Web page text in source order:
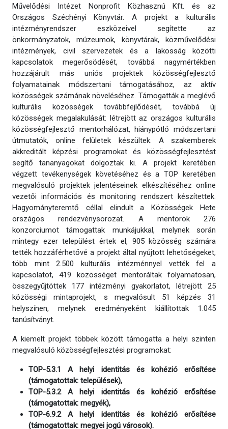
Művelődési Intézet Nonprofit Közhasznú Kft. és az
Országos Széchényi Könyvtár. A projekt a kulturális
intézményrendszer eszközeivel segítette az
önkormányzatok, múzeumok, könyvtárak, közművelődési
intézmények, civil szervezetek és a lakosság közötti
kapcsolatok megerősödését, továbbá nagymértékben
hozzájárult más uniós projektek közösségfejlesztő
folyamatainak módszertani támogatásához, az aktív
közösségek számának növeléséhez. Támogatták a meglévő
kulturális közösségek továbbfejlődését, továbbá új
közösségek megalakulását: létrejött az országos kulturális
közösségfejlesztő mentorhálózat, hiánypótló módszertani
útmutatók, online felületek készültek. A szakemberek
akkreditált képzési programokat és közösségfejlesztést
segítő tananyagokat dolgoztak ki. A projekt keretében
végzett tevékenységek követéséhez és a TOP keretében
megvalósuló projektek jelentéseinek elkészítéséhez online
vezetői információs és monitoring rendszert készítettek.
Hagyományteremtő céllal elindult a Közösségek Hete
országos rendezvénysorozat. A mentorok 276
konzorciumot támogattak munkájukkal, melynek során
mintegy ezer települést értek el, 905 közösség számára
tették hozzáférhetővé a projekt által nyújtott lehetőségeket,
több mint 2.500 kulturális intézménnyel vették fel a
kapcsolatot, 419 közösséget mentoráltak folyamatosan,
összegyűjtöttek 177 intézményi gyakorlatot, létrejött 25
közösségi mintaprojekt, s megvalósult 51 képzés 31
helyszínen, melynek eredményeként kiállítottak 1.045
tanúsítványt.
A kiemelt projekt többek között támogatta a helyi szinten
megvalósuló közösségfejlesztési programokat:
TOP-5.3.1 A helyi identitás és kohézió erősítése
(támogatottak: települések),
TOP-5.3.2 A helyi identitás és kohézió erősítése
(támogatottak: megyék),
TOP-6.9.2 A helyi identitás és kohézió erősítése
(támogatottak: megyei jogú városok).